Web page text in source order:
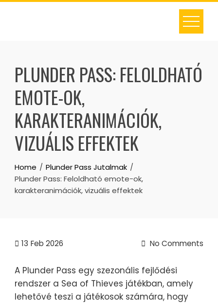
Skip
PLUNDER PASS: FELOLDHATÓ
EMOTE-OK,
KARAKTERANIMÁCIÓK,
VIZUÁLIS EFFEKTEK
Home
Plunder Pass Jutalmak
Plunder Pass: Feloldható emote-ok,
karakteranimációk, vizuális effektek
13 Feb 2026 No Comments
A Plunder Pass egy szezonális fejlődési
rendszer a Sea of Thieves játékban, amely
lehetővé teszi a játékosok számára, hogy